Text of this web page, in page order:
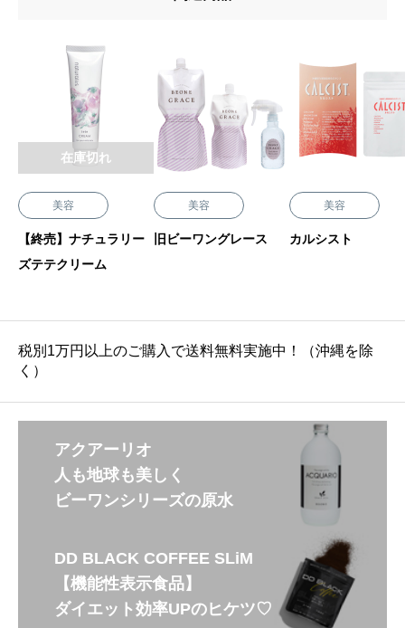
美容
【終売】ナチュラリー
ズテテクリーム
在庫切れ
美容
旧ビーワングレース
美容
カルシスト
税別1万円以上のご購入で送料無料実施中！（沖縄を除
く）
アクアーリオ
人も地球も美しく
ビーワンシリーズの原水
DD BLACK COFFEE SLiM
【機能性表示食品】
ダイエット効率UPのヒケツ♡